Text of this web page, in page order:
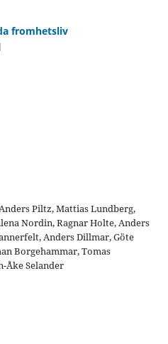
fromhetsliv
Piltz, Mattias Lundberg,
Nordin, Ragnar Holte, Anders
Anders Dillmar, Göte
Borgehammar, Tomas
Åke Selander